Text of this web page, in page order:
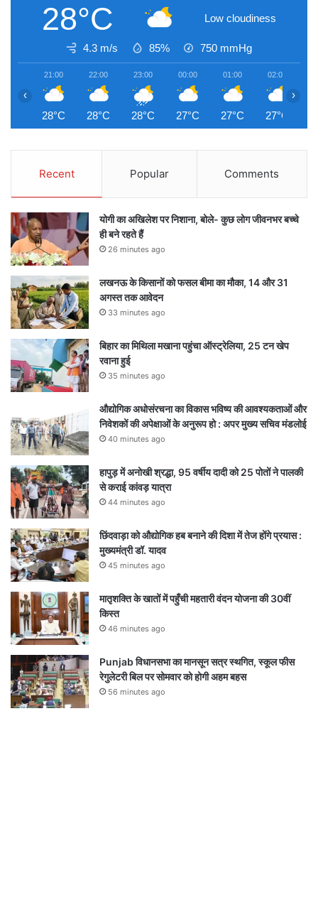
28°C Low cloudiness
4.3 m/s 85% 750 mmHg
21:00
28°C
22:00
28°C
23:00
28°C
00:00
27°C
01:00
27°C
02:00
27°C
‹ ›
Recent Popular Comments
योगी का अखिलेश पर निशाना, बोले- कुछ लोग जीवनभर बच्चे
ही बने रहते हैं
26 minutes ago
लखनऊ के किसानों को फसल बीमा का मौका, 14 और 31
अगस्त तक आवेदन
33 minutes ago
बिहार का मिथिला मखाना पहुंचा ऑस्ट्रेलिया, 25 टन खेप
रवाना हुई
35 minutes ago
औद्योगिक अधोसंरचना का विकास भविष्य की आवश्यकताओं और
निवेशकों की अपेक्षाओं के अनुरूप हो : अपर मुख्य सचिव मंडलोई
40 minutes ago
हापुड़ में अनोखी श्रद्धा, 95 वर्षीय दादी को 25 पोतों ने पालकी
से कराई कांवड़ यात्रा
44 minutes ago
छिंदवाड़ा को औद्योगिक हब बनाने की दिशा में तेज होंगे प्रयास :
मुख्यमंत्री डॉ. यादव
45 minutes ago
मातृशक्ति के खातों में पहुँची महतारी वंदन योजना की 30वीं
किस्त
46 minutes ago
Punjab विधानसभा का मानसून सत्र स्थगित, स्कूल फीस
रेगुलेटरी बिल पर सोमवार को होगी अहम बहस
56 minutes ago